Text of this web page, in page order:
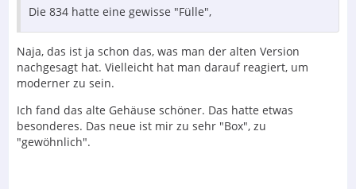
Die 834 hatte eine gewisse "Fülle",
Naja, das ist ja schon das, was man der alten Version
nachgesagt hat. Vielleicht hat man darauf reagiert, um
moderner zu sein.
Ich fand das alte Gehäuse schöner. Das hatte etwas
besonderes. Das neue ist mir zu sehr "Box", zu
"gewöhnlich".